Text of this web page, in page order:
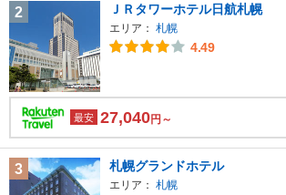
2 ＪＲタワーホテル日航札幌
エリア： 札幌
4.49
最安 27,040円～
3 札幌グランドホテル
エリア： 札幌